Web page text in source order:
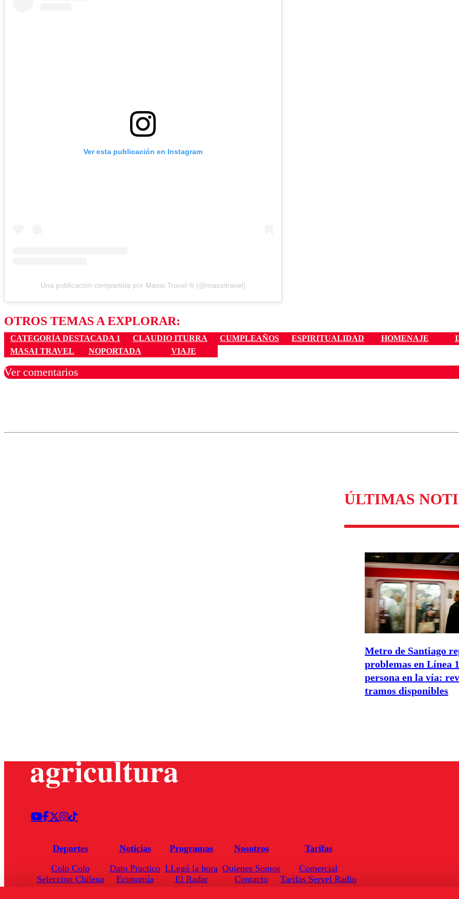
Ver esta publicación en Instagram
Una publicación compartida por Masai Travel ®️ (@masaitravel)
OTROS TEMAS A EXPLORAR:
CATEGORÍA DESTACADA 1 CLAUDIO ITURRA CUMPLEAÑOS ESPIRITUALIDAD HOMENAJE
MASAI TRAVEL
NOPORTADA VIAJE
Ver comentarios
ÚLTIMAS
Metro de Santiago
problemas en Línea
persona en la vía:
tramos disponibles
Deportes
Colo Colo
Seleccion Chilena
Noticias
Dato Practico
Economía
Programas
LLegó la hora
El Radar
Enfoqué Público
Nosotros
Quienes Somos
Contacto
Tarifas
Comercial
Tarifas Servel Radio